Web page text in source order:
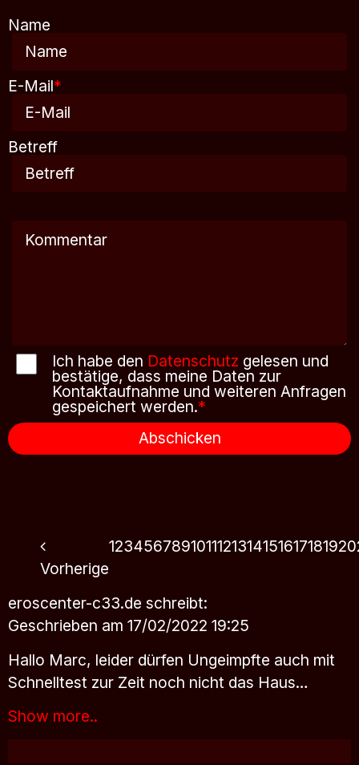
Name
E-Mail*
Betreff
Ich habe den Datenschutz gelesen und
bestätige, dass meine Daten zur
Kontaktaufnahme und weiteren Anfragen
gespeichert werden.*
Abschicken
Vorherige
1234567891011121314151617181920
eroscenter-c33.de schreibt:
Geschrieben am 17/02/2022 19:25
Hallo Marc, leider dürfen Ungeimpfte auch mit
Schnelltest zur Zeit noch nicht das Haus…
Show more..